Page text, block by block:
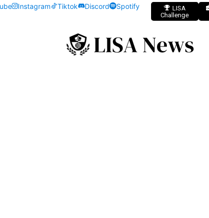
LISA
Challenge
Instagram Tiktok Discord
Spotify